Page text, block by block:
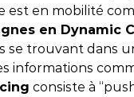
est en mobilité
en Dynamic
se trouvant dans
informations
consiste à